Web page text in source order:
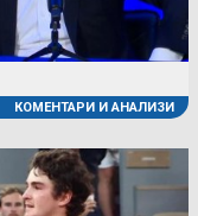
КОМЕНТАРИ И АНАЛИЗИ